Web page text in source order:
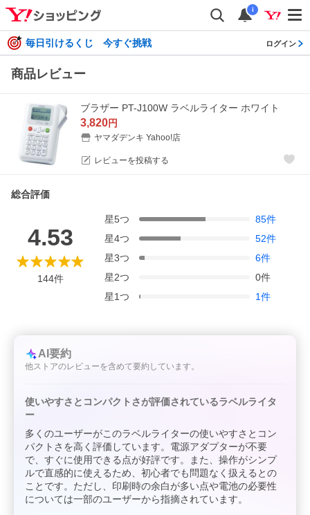
i
毎日引けるくじ 今すぐ挑戦 ログイン
商品レビュー
ブラザー PT-J100W ラベルライター ホワイト
3,820円
ヤマダデンキ Yahoo!店
レビューを投稿する
総合評価
4.53
144件
星5つ 85件
星4つ 52件
星3つ 6件
星2つ 0件
星1つ 1件
AI要約
他ストアのレビューを含めて要約しています。
使いやすさとコンパクトさが評価されているラベルライタ
ー
多くのユーザーがこのラベルライターの使いやすさとコン
パクトさを高く評価しています。電源アダプターが不要
で、すぐに使用できる点が好評です。また、操作がシンプ
ルで直感的に使えるため、初心者でも問題なく扱えるとの
ことです。ただし、印刷時の余白が多い点や電池の必要性
については一部のユーザーから指摘されています。